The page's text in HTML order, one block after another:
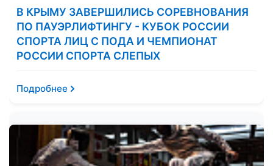
В КРЫМУ ЗАВЕРШИЛИСЬ СОРЕВНОВАНИЯ
ПО ПАУЭРЛИФТИНГУ - КУБОК РОССИИ
СПОРТА ЛИЦ С ПОДА И ЧЕМПИОНАТ
РОССИИ СПОРТА СЛЕПЫХ
Подробнее